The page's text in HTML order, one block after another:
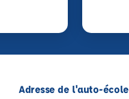
Adresse de l'auto-école